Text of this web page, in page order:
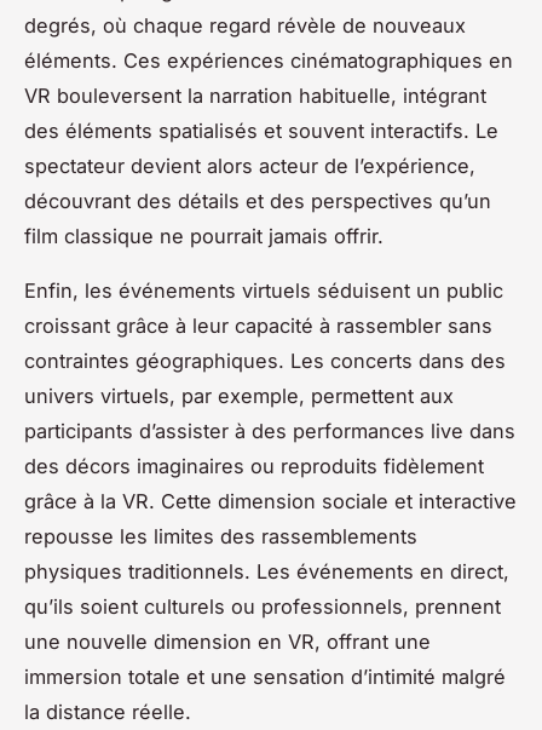
degrés, où chaque regard révèle de nouveaux
éléments. Ces expériences cinématographiques en
VR bouleversent la narration habituelle, intégrant
des éléments spatialisés et souvent interactifs. Le
spectateur devient alors acteur de l’expérience,
découvrant des détails et des perspectives qu’un
film classique ne pourrait jamais offrir.
Enfin, les événements virtuels séduisent un public
croissant grâce à leur capacité à rassembler sans
contraintes géographiques. Les concerts dans des
univers virtuels, par exemple, permettent aux
participants d’assister à des performances live dans
des décors imaginaires ou reproduits fidèlement
grâce à la VR. Cette dimension sociale et interactive
repousse les limites des rassemblements
physiques traditionnels. Les événements en direct,
qu’ils soient culturels ou professionnels, prennent
une nouvelle dimension en VR, offrant une
immersion totale et une sensation d’intimité malgré
la distance réelle.